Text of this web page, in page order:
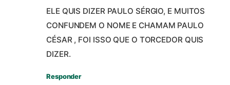
ELE QUIS DIZER PAULO SÉRGIO, E MUITOS
CONFUNDEM O NOME E CHAMAM PAULO
CÉSAR , FOI ISSO QUE O TORCEDOR QUIS
DIZER.
Responder